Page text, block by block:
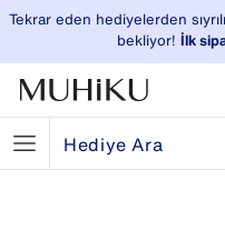
Tekrar eden hediyelerden
bekliyor! İlk